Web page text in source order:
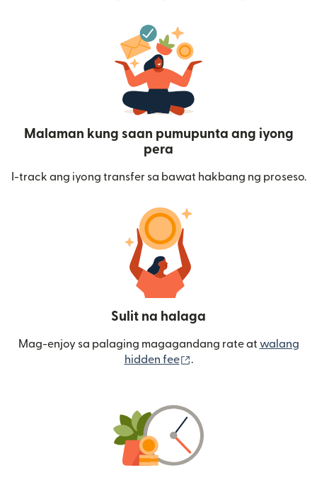
Malaman kung saan pumupunta ang iyong
pera
I-track ang iyong transfer sa bawat hakbang ng proseso.
Sulit na halaga
Mag-enjoy sa palaging magagandang rate at walang
hidden fee
.